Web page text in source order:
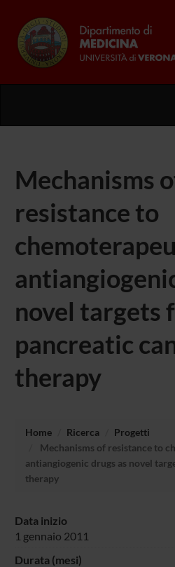
Mechanisms
resistance to
novel targets
pancreatic
therapy
Home Ricerca
Progetti
Mechanisms of resistance to
antiangiogenic drugs as novel
therapy
Data inizio
1 gennaio 2011
Durata (mesi)